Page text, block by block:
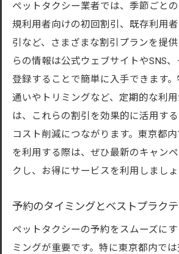
ペットタクシー業者では、季節ごと
規利用者向けの初回割引、既存利用
引など、さまざまな割引プランを提
らの情報は公式ウェブサイトやSNS
登録することで簡単に入手できます
通いやトリミングなど、定期的な利
は、これらの割引を効果的に活用す
コスト削減につながります。東京都
を利用する際は、ぜひ最新のキャン
クし、お得にサービスを利用しましょ
予約のタイミングとベストプラク
ペットタクシーの予約をスムーズに
ミングが重要です。特に東京都内で